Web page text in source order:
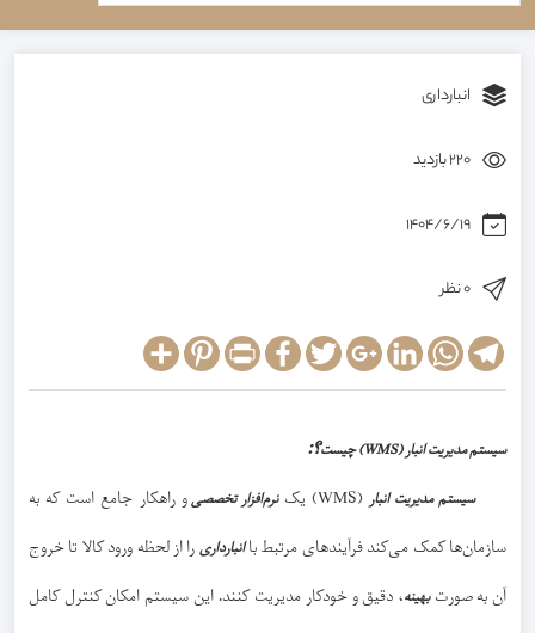
انبارداری
220 بازدید
1404/6/19
0 نظر
Share
Pinterest Print
FacebookTwitterGoogle+LinkedInWhatsAppTelegram
سیستم مدیریت انبار (WMS) چیست ؟:
سیستم مدیریت انبار (WMS) یک نرم‌افزار تخصصی و راهکار جامع است که به
سازمان‌ها کمک می‌کند فرآیندهای مرتبط باانبارداری را از لحظه ورود کالا تا خروج
آن به صورتبهینه، دقیق و خودکار مدیریت کنند. این سیستم امکان کنترل کامل